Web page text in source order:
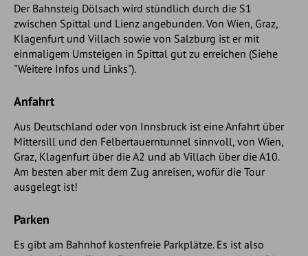
schönen Karrenwegs der Forststraße abwärts folgen. Diese
wird zur Asphaltstraße. Wir halten uns auch im tal immer
geradeaus und passieren Kirche, Freibad (guter Ausklang!)
und Bundesstraße. Auf zwei Stegen überqueren wir den
Debantbach. Der Bahnsteig ist nur noch 50 Meter über
Marinelli entfernt.
Der Bahnsteig Dölsach wird stündlich durch die S1
zwischen Spittal und Lienz angebunden. Von Wien, Graz,
Klagenfurt und Villach sowie von Salzburg ist er mit
einmaligem Umsteigen in Spittal gut zu erreichen (Siehe
"Weitere Infos und Links").
Anfahrt
Aus Deutschland oder von Innsbruck ist eine Anfahrt über
Mittersill und den Felbertauerntunnel sinnvoll, von Wien,
Graz, Klagenfurt über die A2 und ab Villach über die A10.
Am besten aber mit dem Zug anreisen, wofür die Tour
ausgelegt ist!
Parken
Es gibt am Bahnhof kostenfreie Parkplätze. Es ist also